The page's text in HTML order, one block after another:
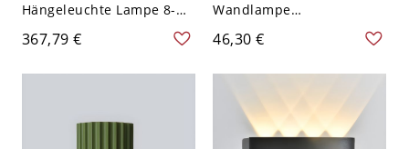
Hängeleuchte Lampe 8-
Kopf Metallische
Aufhängung Pendent mit
Rohr und Ventil in
367,79 €
Wandlampe
Minimalistisch 2-Kopf
Schwarz-Finish Oben und
Unten LED Wandlampe in
46,30 €